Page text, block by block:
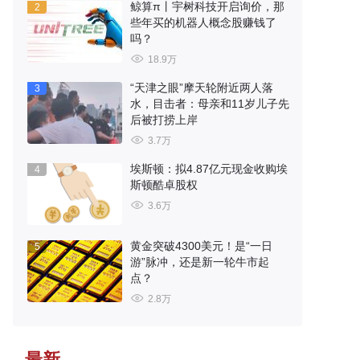
2
鲸算π丨宇树科技开启询价，那
些年买的机器人概念股赚钱了
吗？
18.9万
3
“天津之眼”摩天轮附近两人落
水，目击者：母亲和11岁儿子先
后被打捞上岸
3.7万
4
埃斯顿：拟4.87亿元现金收购埃
斯顿酷卓股权
3.6万
5
黄金突破4300美元！是“一日
游”脉冲，还是新一轮牛市起
点？
2.8万